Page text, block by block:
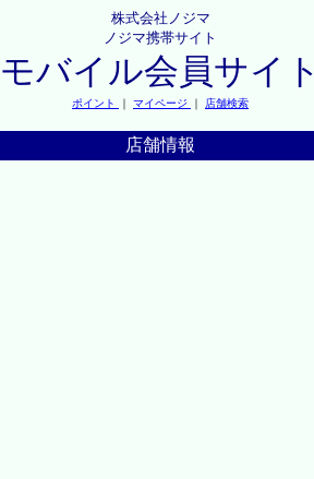
株式会社ノジマ
ノジマ携帯サイト
モバイル会員サイト
ポイント ｜ マイページ ｜ 店舗検索
店舗情報